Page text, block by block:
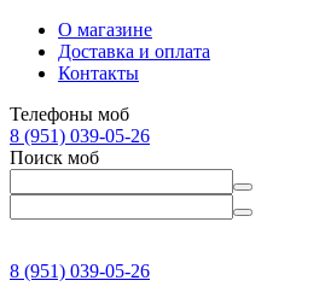
О магазине
Доставка и оплата
Контакты
Телефоны моб
8 (951) 039-05-26
Поиск моб
8 (951) 039-05-26